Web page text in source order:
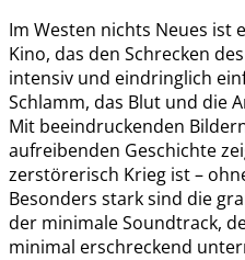
Im Westen nichts Neues ist
Kino, das den Schrecken
intensiv und eindringlich
Schlamm, das Blut und die
Mit beeindruckenden
aufreibenden Geschichte
zerstörerisch Krieg ist –
Besonders stark sind die
der minimale Soundtrack,
minimal erschreckend